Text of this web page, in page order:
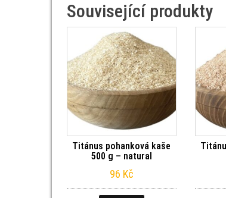
Související produkty
Titánus pohanková kaše
500 g – natural
96 Kč